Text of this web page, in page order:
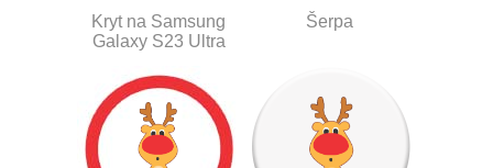
Kryt na Samsung
Galaxy S23 Ultra
Šerpa